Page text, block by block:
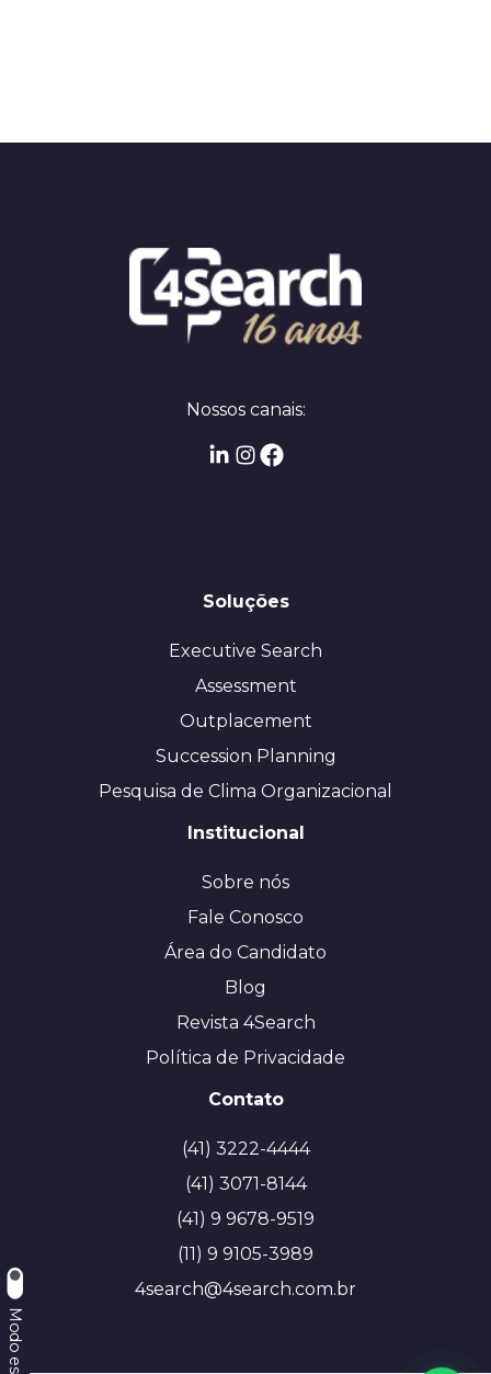
Nossos canais:
Soluções
Executive Search
Assessment
Outplacement
Succession Planning
Pesquisa de Clima Organizacional
Institucional
Sobre nós
Fale Conosco
Área do Candidato
Blog
Revista 4Search
Política de Privacidade
Contato
(41) 3222-4444
(41) 3071-8144
(41) 9 9678-9519
(11) 9 9105-3989
4search@4search.com.br